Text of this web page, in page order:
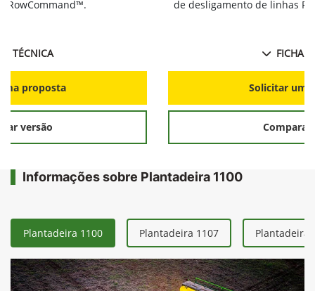
RowCommand™.
TÉCNICA
proposta
versão
de desligamento de linhas
FICHA
Solicitar
Comparar
Informações sobre Plantadeira 1100
Plantadeira 1100 Plantadeira 1107 Plantadeira